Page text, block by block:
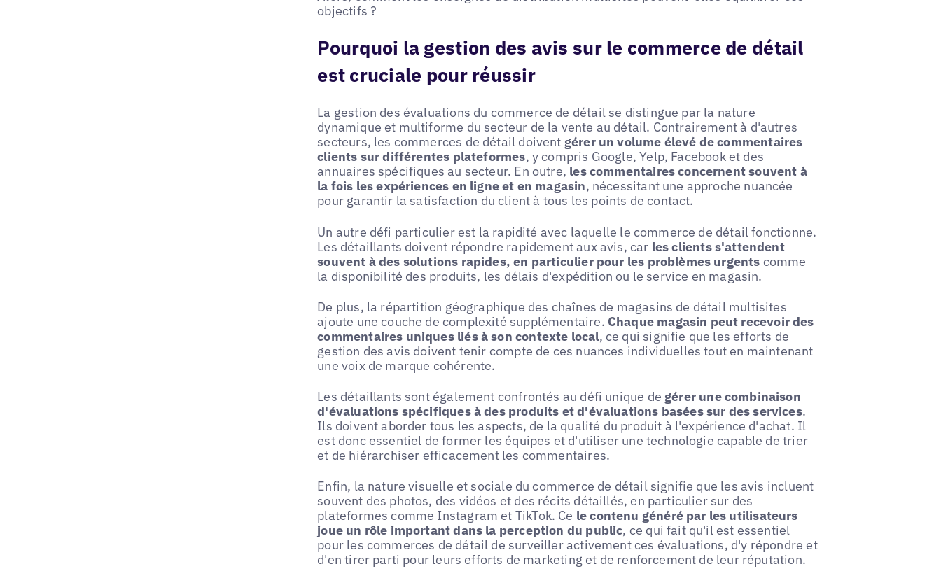
objectifs ?
Pourquoi la gestion des avis sur le commerce de détail
est cruciale pour réussir
La gestion des évaluations du commerce de détail se distingue par la nature
dynamique et multiforme du secteur de la vente au détail. Contrairement à d'autres
secteurs, les commerces de détail doivent gérer un volume élevé de commentaires
clients sur différentes plateformes, y compris Google, Yelp, Facebook et des
annuaires spécifiques au secteur. En outre, les commentaires concernent souvent à
la fois les expériences en ligne et en magasin, nécessitant une approche nuancée
pour garantir la satisfaction du client à tous les points de contact.
Un autre défi particulier est la rapidité avec laquelle le commerce de détail fonctionne.
Les détaillants doivent répondre rapidement aux avis, car les clients s'attendent
souvent à des solutions rapides, en particulier pour les problèmes urgents comme
la disponibilité des produits, les délais d'expédition ou le service en magasin.
De plus, la répartition géographique des chaînes de magasins de détail multisites
ajoute une couche de complexité supplémentaire. Chaque magasin peut recevoir des
commentaires uniques liés à son contexte local, ce qui signifie que les efforts de
gestion des avis doivent tenir compte de ces nuances individuelles tout en maintenant
une voix de marque cohérente.
Les détaillants sont également confrontés au défi unique degérer une combinaison
d'évaluations spécifiques à des produits et d'évaluations basées sur des services.
Ils doivent aborder tous les aspects, de la qualité du produit à l'expérience d'achat. Il
est donc essentiel de former les équipes et d'utiliser une technologie capable de trier
et de hiérarchiser efficacement les commentaires.
Enfin, la nature visuelle et sociale du commerce de détail signifie que les avis incluent
souvent des photos, des vidéos et des récits détaillés, en particulier sur des
plateformes comme Instagram et TikTok. Ce le contenu généré par les utilisateurs
joue un rôle important dans la perception du public, ce qui fait qu'il est essentiel
pour les commerces de détail de surveiller activement ces évaluations, d'y répondre et
d'en tirer parti pour leurs efforts de marketing et de renforcement de leur réputation.